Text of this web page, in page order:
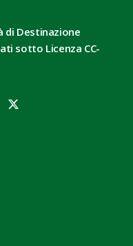
di Destinazione
sotto Licenza CC-